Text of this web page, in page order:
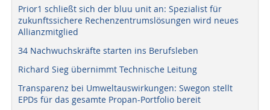
Prior1 schließt sich der bluu unit an: Spezialist für
zukunftssichere Rechenzentrumslösungen wird neues
Allianzmitglied
34 Nachwuchskräfte starten ins Berufsleben
Richard Sieg übernimmt Technische Leitung
Transparenz bei Umweltauswirkungen: Swegon stellt
EPDs für das gesamte Propan-Portfolio bereit